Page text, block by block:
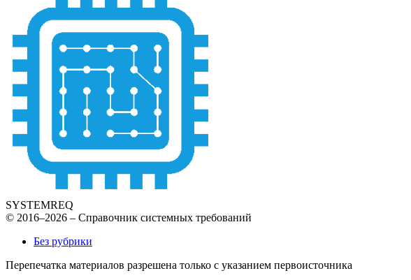
SYSTEMREQ
© 2016–2026 – Справочник системных требований
Без рубрики
Перепечатка материалов разрешена только с указанием первоисточника